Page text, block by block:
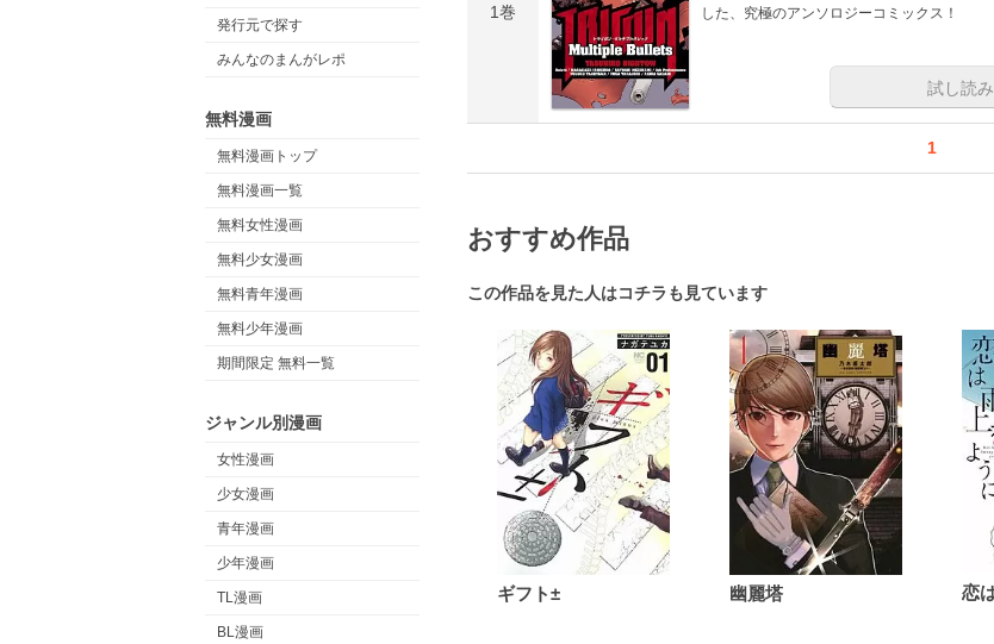
発行元で探す
みんなのまんがレポ
無料漫画
無料漫画トップ
無料漫画一覧
無料女性漫画
無料少女漫画
無料青年漫画
無料少年漫画
期間限定 無料一覧
ジャンル別漫画
女性漫画
少女漫画
青年漫画
少年漫画
TL漫画
BL漫画
1巻
した、究極のアンソロジーコミックス！
試し読み
1
おすすめ作品
この作品を見た人はコチラも見ています
ギフト± 幽麗塔